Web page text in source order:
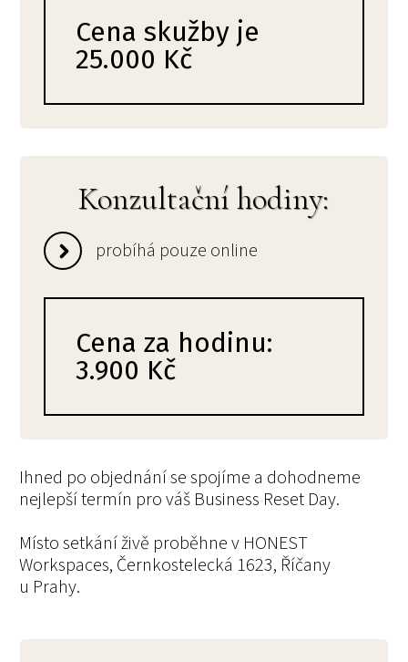
Cena skužby je
25.000 Kč
Konzultační hodiny:
probíhá pouze online
Cena za hodinu:
3.900 Kč
Ihned po objednání se spojíme a dohodneme
nejlepší termín pro váš Business Reset Day.
Místo setkání živě proběhne v HONEST
Workspaces, Černkostelecká 1623, Říčany
u Prahy.